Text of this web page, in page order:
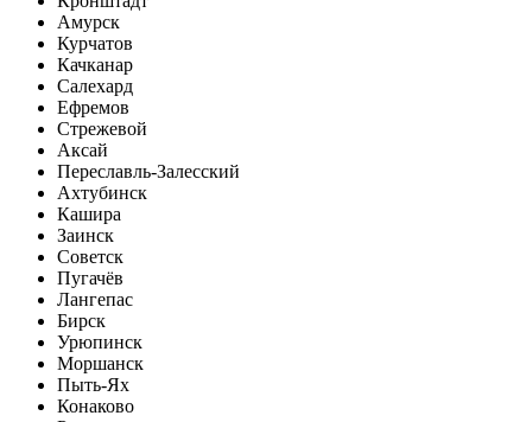
Амурск
Курчатов
Качканар
Салехард
Ефремов
Стрежевой
Аксай
Переславль-Залесский
Ахтубинск
Кашира
Заинск
Советск
Пугачёв
Лангепас
Бирск
Урюпинск
Моршанск
Пыть-Ях
Конаково